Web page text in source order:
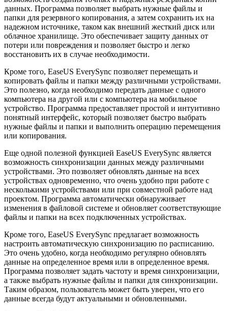
данных. Программа позволяет выбрать нужные файлы и
папки для резервного копирования, а затем сохранить их на
надежном источнике, таком как внешний жесткий диск или
облачное хранилище. Это обеспечивает защиту данных от
потери или повреждения и позволяет быстро и легко
восстановить их в случае необходимости.
Кроме того, EaseUS EverySync позволяет перемещать и
копировать файлы и папки между различными устройствами.
Это полезно, когда необходимо передать данные с одного
компьютера на другой или с компьютера на мобильное
устройство. Программа предоставляет простой и интуитивно
понятный интерфейс, который позволяет быстро выбрать
нужные файлы и папки и выполнить операцию перемещения
или копирования.
Еще одной полезной функцией EaseUS EverySync является
возможность синхронизации данных между различными
устройствами. Это позволяет обновлять данные на всех
устройствах одновременно, что очень удобно при работе с
несколькими устройствами или при совместной работе над
проектом. Программа автоматически обнаруживает
изменения в файловой системе и обновляет соответствующие
файлы и папки на всех подключенных устройствах.
Кроме того, EaseUS EverySync предлагает возможность
настроить автоматическую синхронизацию по расписанию.
Это очень удобно, когда необходимо регулярно обновлять
данные на определенное время или в определенное время.
Программа позволяет задать частоту и время синхронизации,
а также выбрать нужные файлы и папки для синхронизации.
Таким образом, пользователь может быть уверен, что его
данные всегда будут актуальными и обновленными.